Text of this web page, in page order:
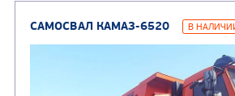
АВТОБУСЫ
Вахтовые автобусы
АВТОЦИСТЕРНЫ